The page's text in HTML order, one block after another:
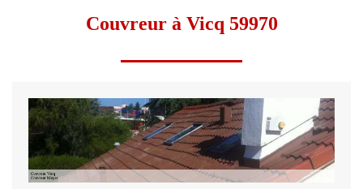
Couvreur à Vicq 59970